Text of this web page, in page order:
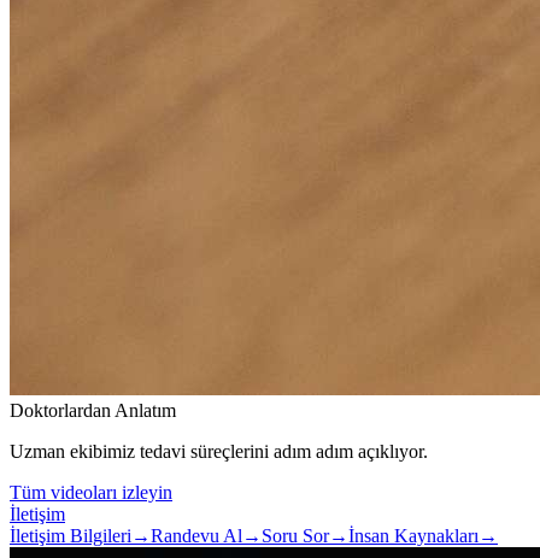
Doktorlardan Anlatım
Uzman ekibimiz tedavi süreçlerini adım adım açıklıyor.
Tüm videoları izleyin
İletişim
İletişim Bilgileri →Randevu Al → Soru Sor→İnsan Kaynakları →